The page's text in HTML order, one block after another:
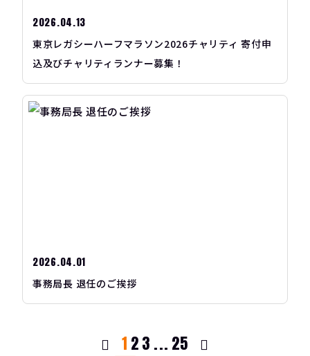
2026.04.13
東京レガシーハーフマラソン2026チャリティ 寄付申
込及びチャリティランナー募集！
2026.04.01
事務局長 退任のご挨拶
1 23 ... 25